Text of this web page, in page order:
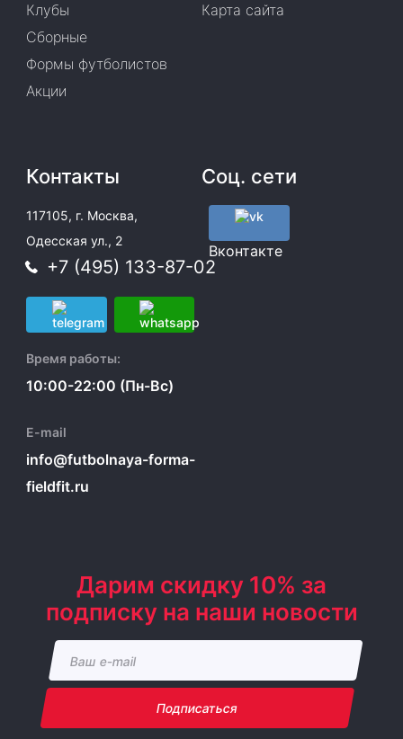
Клубы
Сборные
Формы футболистов
Акции
Карта сайта
Контакты
117105, г. Москва,
Одесская ул., 2
+7 (495) 133-87-02
Время работы:
10:00-22:00 (Пн-Вс)
E-mail
info@futbolnaya-forma-
fieldfit.ru
Соц. сети
Вконтакте
Дарим скидку 10% за
подписку на наши новости
Подписаться